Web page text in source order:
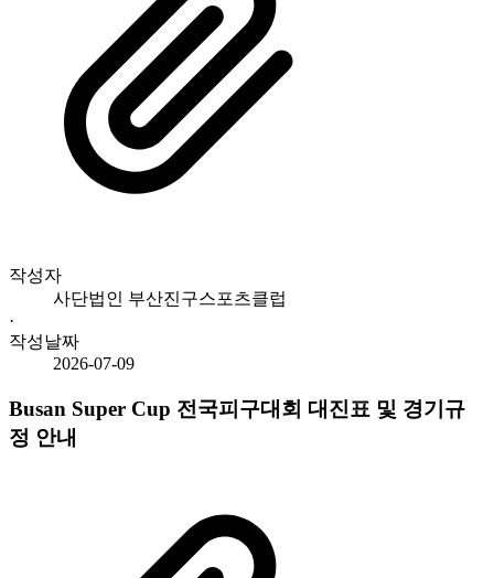
작성자
사단법인 부산진구스포츠클럽
·
작성날짜
2026-07-09
Busan Super Cup 전국피구대회 대진표 및 경기규
정 안내